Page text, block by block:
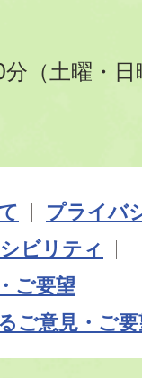
（土曜・
プライバ
ビリティ
ご要望
ご意見・ご